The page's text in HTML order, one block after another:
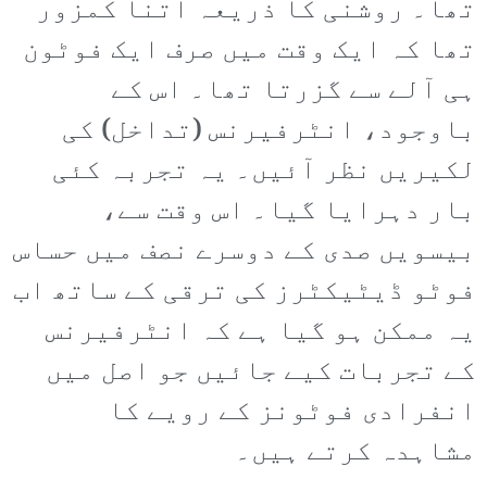
تھا۔ روشنی کا ذریعہ اتنا کمزور
تھا کہ ایک وقت میں صرف ایک فوٹون
ہی آلے سے گزرتا تھا۔ اس کے
باوجود، انٹرفیرنس (تداخل) کی
لکیریں نظر آئیں۔ یہ تجربہ کئی
بار دہرایا گیا۔ اس وقت سے،
بیسویں صدی کے دوسرے نصف میں حساس
فوٹو ڈیٹیکٹرز کی ترقی کے ساتھ اب
یہ ممکن ہو گیا ہے کہ انٹرفیرنس
کے تجربات کیے جائیں جو اصل میں
انفرادی فوٹونز کے رویے کا
مشاہدہ کرتے ہیں۔